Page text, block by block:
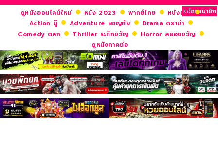
สมัครสมาชิก
ดูหนังออนไลน์ใหม่ หนัง 2023 พากย์ไทย
หนังฝรั่ง
Action บู๊
Adventure ผจญภัย
Drama ดราม่า
Comedy ตลก
Thriller ระทึกขวัญ
Horror สยองขวัญ
ดูหนังภาคต่อ